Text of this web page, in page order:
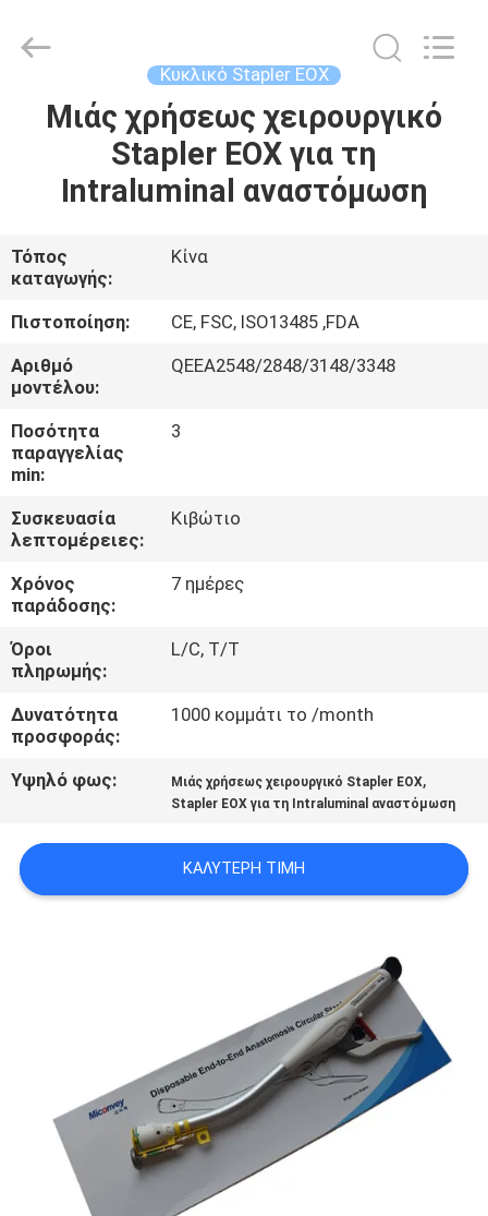
ΣΠΊΤΙ
ΠΡΟΪΌΝΤΑ
ΠΕΡΊΠΟΥ
ΕΜΕΊΣ
ΓΎΡΟΣ
ΕΡΓΟΣΤΑΣΊΩΝ
ΠΟΙΟΤΙΚΌΣ
ΈΛΕΓΧΟΣ
ΜΑΣ
ΕΛΆΤΕ
ΣΕ
ΕΠΑΦΉ
ΜΕ
ΖΗΤΉΣΤΕ
ΑΠΌΣΠΑΣΜΑ
LTD.
Κυκλικό Stapler ΕΟΧ
Μιάς χρήσεως χειρουργικό
Stapler ΕΟΧ για τη
Intraluminal αναστόμωση
Τόπος
καταγωγής:
Κίνα
Πιστοποίηση:
CE, FSC, ISO13485 ,FDA
Αριθμό
μοντέλου:
QEEA2548/2848/3148/3348
Ποσότητα
παραγγελίας
min:
3
Συσκευασία
λεπτομέρειες:
Κιβώτιο
Χρόνος
παράδοσης:
7 ημέρες
Όροι
πληρωμής:
L/C, T/T
Δυνατότητα
προσφοράς:
1000 κομμάτι το /month
Υψηλό φως: Μιάς χρήσεως χειρουργικό Stapler ΕΟΧ,
Stapler ΕΟΧ για τη Intraluminal αναστόμωση
ΚΑΛΎΤΕΡΗ ΤΙΜΉ